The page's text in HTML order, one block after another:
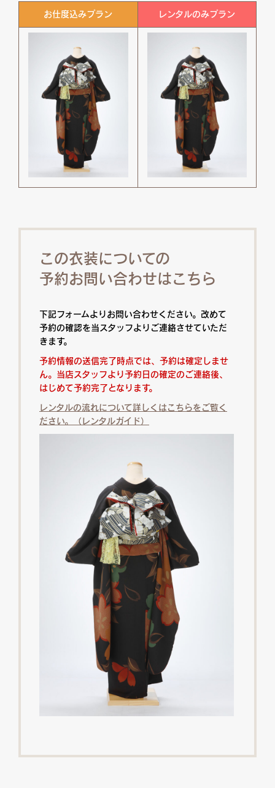
お仕度込みプラン レンタルのみプラン
この衣装についての
予約お問い合わせはこちら
下記フォームよりお問い合わせください。改めて
予約の確認を当スタッフよりご連絡させていただ
きます。
予約情報の送信完了時点では、予約は確定しませ
ん。当店スタッフより予約日の確定のご連絡後、
はじめて予約完了となります。
レンタルの流れについて詳しくはこちらをご覧く
ださい。（レンタルガイド）